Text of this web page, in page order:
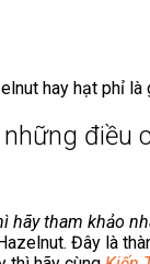
hay hạt phỉ
điều
hãy tham khảo
Đây là